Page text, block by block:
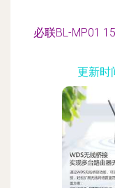
必联BL-MP01
更新时